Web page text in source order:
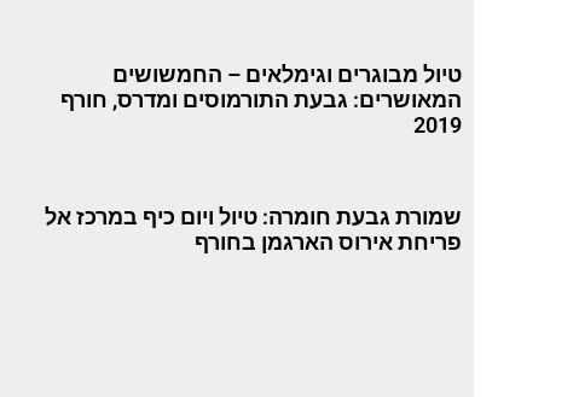
טיול מבוגרים וגימלאים – החמשושים
המאושרים: גבעת התורמוסים ומדרס, חורף
2019
שמורת גבעת חומרה: טיול ויום כיף במרכז אל
פריחת אירוס הארגמן בחורף